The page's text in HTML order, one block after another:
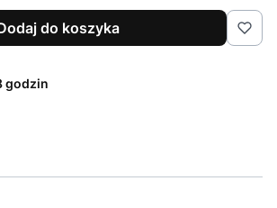
do koszyka
godzin